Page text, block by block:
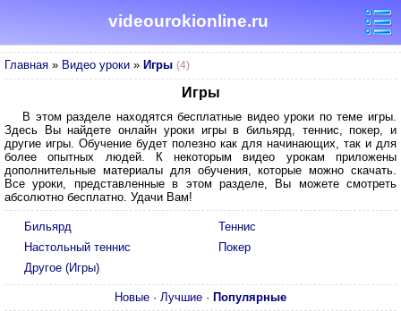
videourokionline.ru
Главная » Видео уроки » Игры (4)
Игры
В этом разделе находятся бесплатные видео уроки по теме игры.
Здесь Вы найдете онлайн уроки игры в бильярд, теннис, покер, и
другие игры. Обучение будет полезно как для начинающих, так и для
более опытных людей. К некоторым видео урокам приложены
дополнительные материалы для обучения, которые можно скачать.
Все уроки, представленные в этом разделе, Вы можете смотреть
абсолютно бесплатно. Удачи Вам!
Бильярд
Теннис
Настольный теннис
Покер
Другое (Игры)
Новые · Лучшие · Популярные